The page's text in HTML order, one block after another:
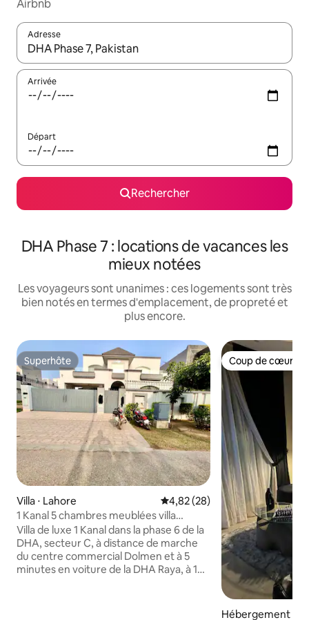
Airbnb
Adresse
Lorsque les résultats s'affichent, utilisez les flèches vers le
Arrivée
Départ
Rechercher
DHA Phase 7 : locations de vacances les
mieux notées
Les voyageurs sont unanimes : ces logements sont très
bien notés en termes d'emplacement, de propreté et
plus encore.
Superhôte
Superhôte
Villa ⋅ Lahore Évaluation moyenne sur la
4,82 (28)
1 Kanal 5 chambres meublées villa
entière DHA Ph6
Villa de luxe 1 Kanal dans la phase 6 de la
DHA, secteur C, à distance de marche
du centre commercial Dolmen et à 5
minutes en voiture de la DHA Raya, à 10
Coup de cœur
Coup de cœur
Hébergement ⋅